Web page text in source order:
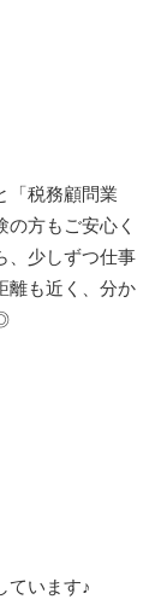
「税務顧問業
方もご安心く
、少しずつ仕事
離も近く、分か
ています♪